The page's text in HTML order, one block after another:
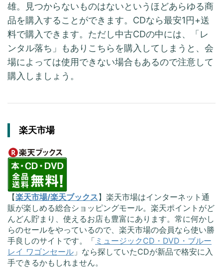
雄。見つからないものはないというほどあらゆる商
品を購入することができます。CDなら最安1円+送
料で購入できます。ただし中古CDの中には、「レ
ンタル落ち」もありこちらを購入してしまうと、会
場によっては使用できない場合もあるので注意して
購入しましょう。
楽天市場
【楽天市場/楽天ブックス】楽天市場はインターネット通
販が楽しめる総合ショッピングモール。楽天ポイントがど
んどん貯まり、使えるお店も豊富にあります。常に何かし
らのセールをやっているので、楽天市場の会員なら使い勝
手良しのサイトです。「 ミュージックCD・DVD・ブルー
レイ ワゴンセール 」なら探していたCDが新品で格安に入
手できるかもしれません。